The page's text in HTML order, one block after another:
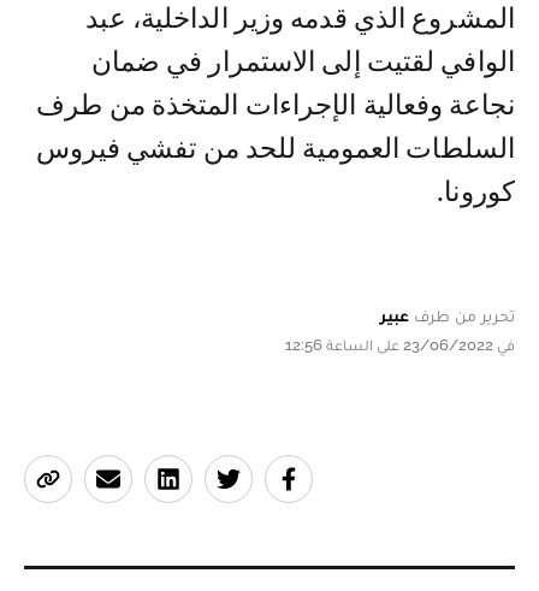
المشروع الذي قدمه وزير الداخلية، عبد
الوافي لقتيت إلى الاستمرار في ضمان
نجاعة وفعالية الإجراءات المتخذة من طرف
السلطات العمومية للحد من تفشي فيروس
كورونا.
تحرير من طرف عبير
في 23/06/2022 على الساعة 12:56